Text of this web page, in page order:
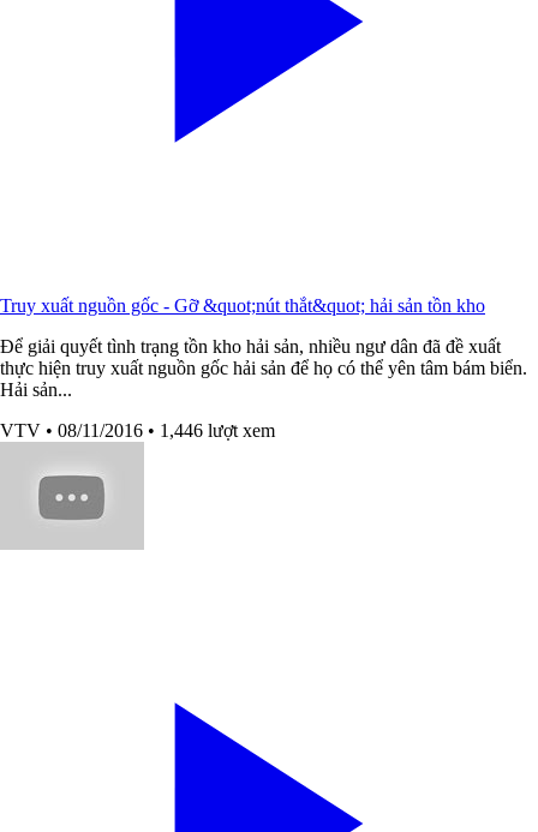
Truy xuất nguồn gốc - Gỡ &quot;nút thắt&quot; hải sản tồn kho
Để giải quyết tình trạng tồn kho hải sản, nhiều ngư dân đã đề xuất
thực hiện truy xuất nguồn gốc hải sản để họ có thể yên tâm bám biển.
Hải sản...
VTV • 08/11/2016 • 1,446 lượt xem